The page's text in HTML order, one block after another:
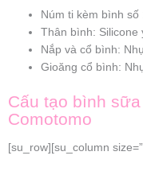
Núm ti kèm bình
Thân bình: Silicone
Nắp và cổ bình:
Gioăng cổ bình:
Cấu tạo bình
Comotomo
[su_row][su_column